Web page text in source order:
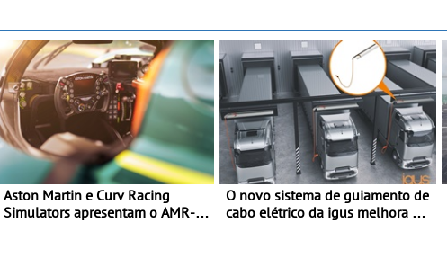
Aston Martin e Curv Racing
Simulators apresentam o AMR-
O novo sistema de guiamento de
cabo elétrico da igus melhora o